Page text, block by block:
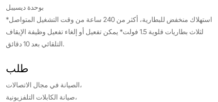
بوحدة ديسيبل
*استهلاك منخفض للبطارية، أكثر من 240 ساعة من وقت التشغيل المتواصل
لثلاث بطاريات قلوية 1.5 فولت* يمكن تفعيل أو إلغاء تفعيل وظيفة الإيقاف
التلقائي بعد 10 دقائق.
طلب
الصيانة في مجال الاتصالات،
صيانة الكابلات التلفزيونية،